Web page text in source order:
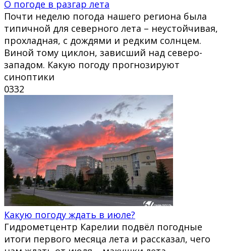
О погоде в разгар лета
Почти неделю погода нашего региона была
типичной для северного лета – неустойчивая,
прохладная, с дождями и редким солнцем.
Виной тому циклон, зависший над северо-
западом. Какую погоду прогнозируют
синоптики
0332
Какую погоду ждать в июле?
Гидрометцентр Карелии подвёл погодные
итоги первого месяца лета и рассказал, чего